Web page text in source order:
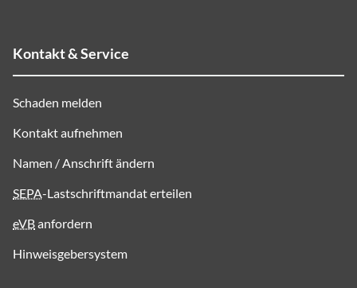
Kontakt & Service
Schaden melden
Kontakt aufnehmen
Namen / Anschrift ändern
SEPA-Lastschriftmandat erteilen
eVBanfordern
Hinweisgebersystem